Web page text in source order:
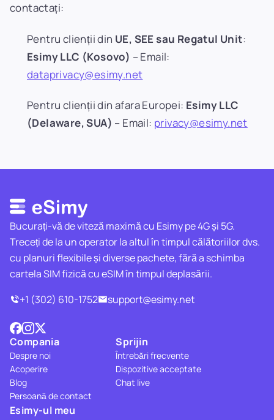
contactați:
Pentru clienții din UE, SEE sau Regatul Unit:
Esimy LLC (Kosovo) – Email:
dataprivacy@esimy.net
Pentru clienții din afara Europei: Esimy LLC
(Delaware, SUA) – Email: privacy@esimy.net
Bucurați-vă de viteză maximă cu Esimy pe 4G și 5G.
Treceți de la un operator la altul în timpul călătoriilor dvs.
cu planuri flexibile și diverse pachete, fără a schimba
cartela SIM fizică cu eSIM în timpul deplasării.
+1 (302) 610-1752
support@esimy.net
Compania
Despre noi
Acoperire
Blog
Persoană de contact
Sprijin
Întrebări frecvente
Dispozitive acceptate
Chat live
Esimy-ul meu